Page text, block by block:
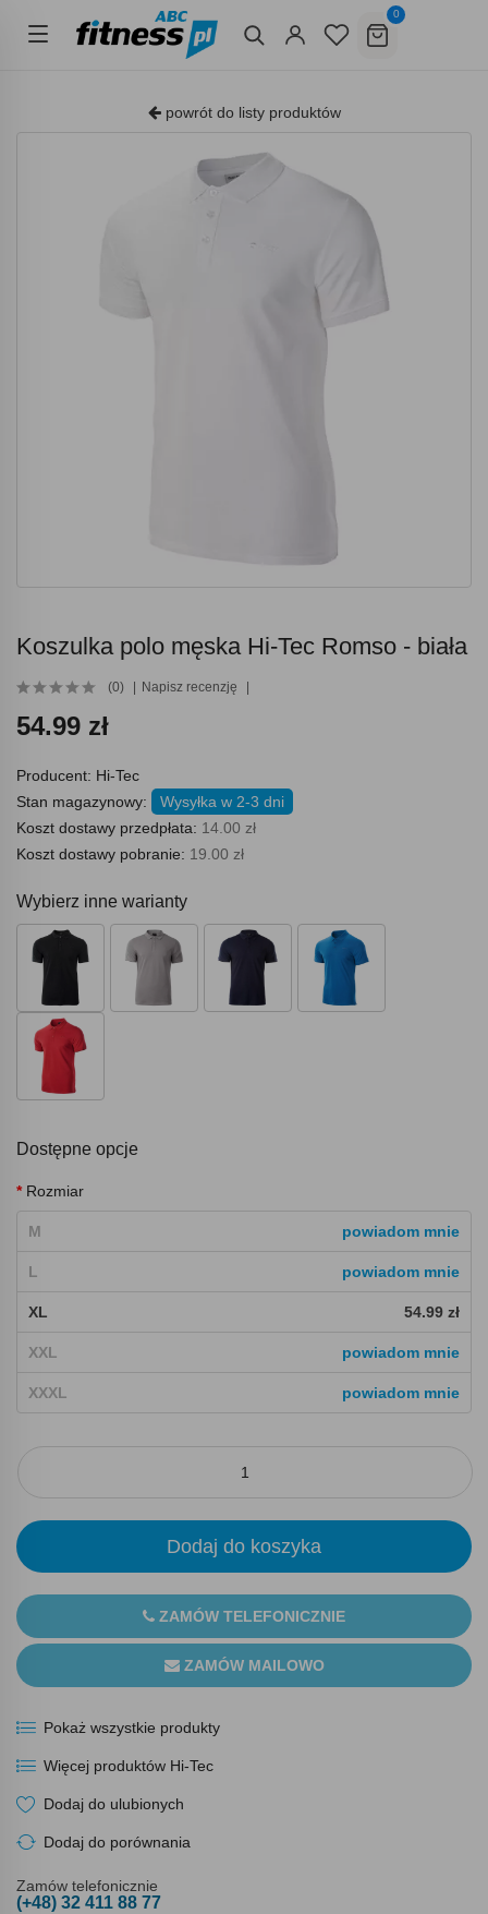
0
powrót do listy produktów
Koszulka polo męska Hi-Tec Romso - biała
(0) Napisz recenzję
54.99 zł
Producent: Hi-Tec
Stan magazynowy:
Wysyłka w 2-3 dni
Koszt dostawy przedpłata: 14.00 zł
Koszt dostawy pobranie: 19.00 zł
Wybierz inne warianty
Dostępne opcje
Rozmiar
M powiadom mnie
L powiadom mnie
XL 54.99 zł
XXL powiadom mnie
XXXL powiadom mnie
Dodaj do koszyka
ZAMÓW TELEFONICZNIE
ZAMÓW MAILOWO
Pokaż wszystkie produkty
Więcej produktów Hi-Tec
Dodaj do ulubionych
Dodaj do porównania
Zamów telefonicznie
(+48) 32 411 88 77